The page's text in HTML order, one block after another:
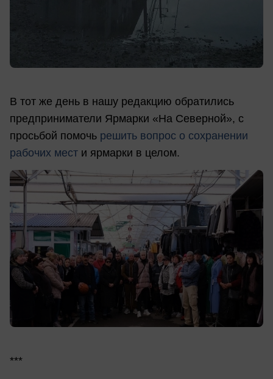
В тот же день в нашу редакцию обратились
предприниматели Ярмарки «На Северной», с
просьбой помочь решить вопрос о сохранении
рабочих мест и ярмарки в целом.
***